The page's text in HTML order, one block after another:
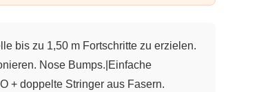
bis zu 1,50 m Fortschritte zu erzielen.
Nose Bumps.|Einfache
+ doppelte Stringer aus Fasern.